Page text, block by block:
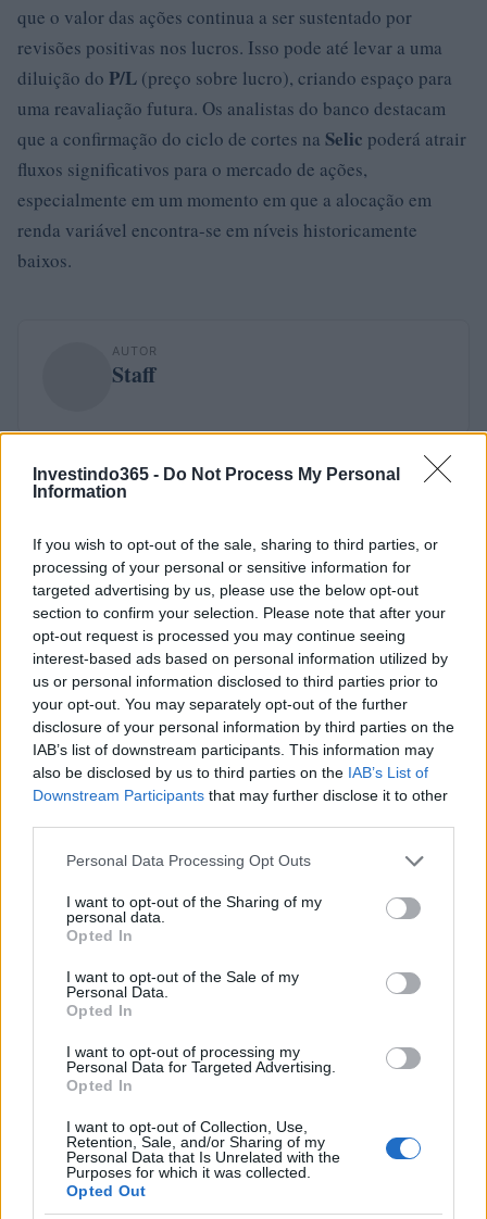
Investindo365 - Do Not Process My Personal
Information
If you wish to opt-out of the sale, sharing to third parties, or
processing of your personal or sensitive information for
targeted advertising by us, please use the below opt-out
section to confirm your selection. Please note that after your
opt-out request is processed you may continue seeing
interest-based ads based on personal information utilized by
us or personal information disclosed to third parties prior to
your opt-out. You may separately opt-out of the further
disclosure of your personal information by third parties on the
IAB’s list of downstream participants. This information may
also be disclosed by us to third parties on the IAB’s List of
Downstream Participants that may further disclose it to other
Please note that this website/app uses one or more Google
not limited to your visit or usage behaviour. You may click to
grant or deny consent to Google and its third-party tags to
use your data for below specified purposes in below Google
consent section.
Personal Data Processing Opt Outs
I want to opt-out of the Sharing of my
personal data.
Opted In
I want to opt-out of the Sale of my
Personal Data.
Opted In
I want to opt-out of processing my
Personal Data for Targeted Advertising.
Opted In
I want to opt-out of Collection, Use,
Retention, Sale, and/or Sharing of my
Personal Data that Is Unrelated with the
Purposes for which it was collected.
Opted Out
que o valor das ações continua a ser sustentado por
revisões positivas nos lucros. Isso pode até levar a uma
diluição do P/L (preço sobre lucro), criando espaço para
uma reavaliação futura. Os analistas do banco destacam
que a confirmação do ciclo de cortes na Selic poderá atrair
fluxos significativos para o mercado de ações,
especialmente em um momento em que a alocação em
renda variável encontra-se em níveis historicamente
baixos.
AUTOR
Staff
Continue lendo
NÃO CLASSIFICADO